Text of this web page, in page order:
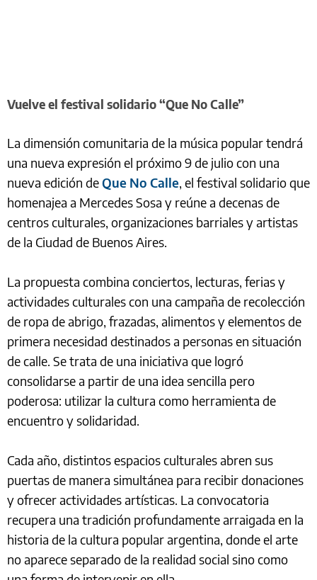
Vuelve el festival solidario “Que No Calle”
La dimensión comunitaria de la música popular tendrá
una nueva expresión el próximo 9 de julio con una
nueva edición deQue No Calle, el festival solidario que
homenajea a Mercedes Sosa y reúne a decenas de
centros culturales, organizaciones barriales y artistas
de la Ciudad de Buenos Aires.
La propuesta combina conciertos, lecturas, ferias y
actividades culturales con una campaña de recolección
de ropa de abrigo, frazadas, alimentos y elementos de
primera necesidad destinados a personas en situación
de calle. Se trata de una iniciativa que logró
consolidarse a partir de una idea sencilla pero
poderosa: utilizar la cultura como herramienta de
encuentro y solidaridad.
Cada año, distintos espacios culturales abren sus
puertas de manera simultánea para recibir donaciones
y ofrecer actividades artísticas. La convocatoria
recupera una tradición profundamente arraigada en la
historia de la cultura popular argentina, donde el arte
no aparece separado de la realidad social sino como